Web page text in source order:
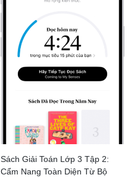
Sách Giải Toán Lớp 3 Tập 2:
Cẩm Nang Toàn Diện Từ Bộ